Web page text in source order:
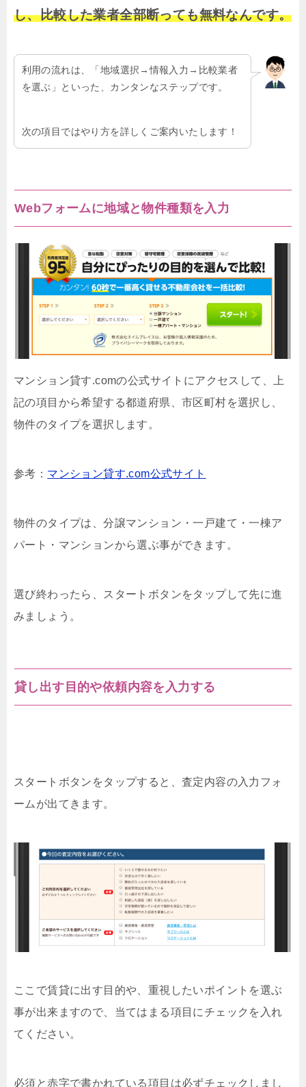
し、比較した業者全部断っても無料なんです。
利用の流れは、「地域選択→情報入力→比較業者
を選ぶ」といった、カンタンなステップです。
次の項目ではやり方を詳しくご案内いたします！
Webフォームに地域と物件種類を入力
マンション貸す.comの公式サイトにアクセスして、上
記の項目から希望する都道府県、市区町村を選択し、
物件のタイプを選択します。
参考： マンション貸す.com公式サイト
物件のタイプは、分譲マンション・一戸建て・一棟ア
パート・マンションから選ぶ事ができます。
選び終わったら、スタートボタンをタップして先に進
みましょう。
貸し出す目的や依頼内容を入力する
スタートボタンをタップすると、査定内容の入力フォ
ームが出てきます。
ここで賃貸に出す目的や、重視したいポイントを選ぶ
事が出来ますので、当てはまる項目にチェックを入れ
てください。
必須と赤字で書かれている項目は必ずチェックしまし